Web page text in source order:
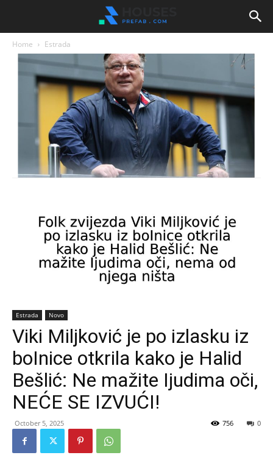
Home Estrada
Estrada Novo
Viki Miljković je po izlasku iz
boInice otkrila kako je Halid
Bešlić: Ne mažite Ijudima oči,
NEĆE SE IZVUĆI!
October 5, 2025 0
756